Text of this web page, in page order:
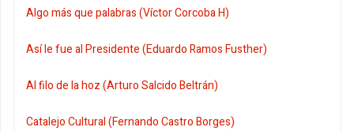
Algo más que palabras (Víctor Corcoba H)
Así le fue al Presidente (Eduardo Ramos Fusther)
Al filo de la hoz (Arturo Salcido Beltrán)
Catalejo Cultural (Fernando Castro Borges)